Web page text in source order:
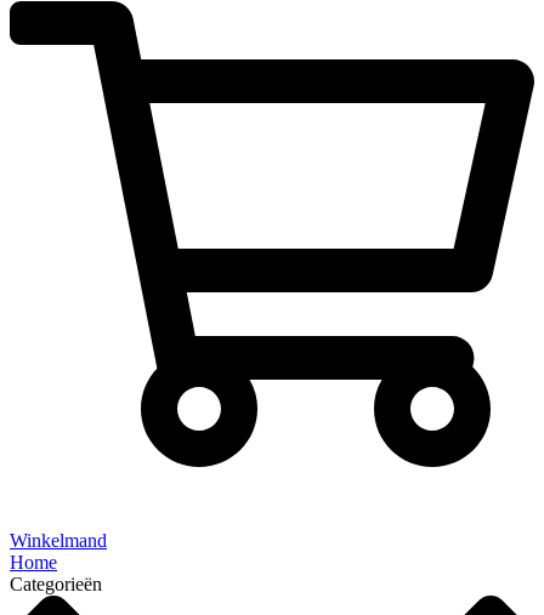
Winkelmand
Home
Categorieën